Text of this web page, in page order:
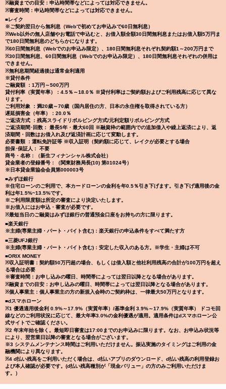
※融資までの目安：申込時間帯などによっては対応できません。
※審査時間：申込時間帯などによっては対応できません。
■レイク
※ご契約翌日から無利息（Webで初めてお申込みで60日無利息）
※Web以外の無人店舗やお電話で申込むと、お借入額全額30日間無利息またはお借入額5万円ま
で180日間無利息のどちらかになります。
※60日間無利息（Webでのお申込み限定）、180日間無利息それぞれ契約額1～200万円まで
※30日間無利息、60日間無利息（Webでのお申込み限定）、180日間無利息それぞれの併用は
できません。
※無利息期間経過後は通常金利適用
※貸付条件
ご融資額 ：1万円～500万円
貸付利率（実質年率）：4.5％～18.0％ ※貸付利率はご契約額およびご利用残高に応じて異な
ります。
ご利用対象 ：満20歳～70歳（国内居住の方、日本の永住権を取得されている方）
遅延損害金（年率）：20.0％
ご返済方式 ：残高スライドリボルビング方式/元利定額リボルビング方式
ご返済期間･回数： 最長5年・最大60回 ※融資枠の範囲内での追加借入や繰上返済により、返
済期間・回数はお借入れ及び返済計画に応じて変動します。
必要書類 ：運転免許証等 ※収入証明（契約額に応じて、レイクが必要とする場合
担保･保証人： 不要
商号・名称：（新生フィナンシャル株式会社）
貸金業者の登録番号：（関東財務局長(10) 第01024号）
※日本貸金業協会会員第000003号
■みずほ銀行
※住宅ローンのご利用で、本カードローンの金利を年0.5％引き下げます。引き下げ適用後の金
利は年1.5%~13.5%です。
※ご利用限度額は所定の審査により決定いたします。
※お借入にはお申込・審査が必要です。
※最短当日のご融資はみずほ銀行の普通預金口座をお持ちの方に限ります。
■楽天銀行
※主婦(専業主婦・パート・バイト含む)：楽天銀行の申込条件をすべて満たす方
■三菱UFJ銀行
※主婦(専業主婦・パート・バイト含む)：安定した収入のある方。※学生・主婦は不可
■ORIX MONEY
※収入証明書：契約額50万円超の場合、もしくは借入額と他社利用残高の合計が100万円を超え
る場合は必要
※審査時間：お申し込みの曜日、時間帯によっては翌日以降となる場合があります。
※融資までの目安：お申し込みの曜日、時間帯によっては翌日以降となる場合があります。
※個人事業主：個人事業主の方の新規入会時のご契約枠は、一律最大50万円となります。
■dスマホローン
※1 優遇適用後金利 0.9%～17.9%（実質年率）/基準金利 3.9%～17.9%（実質年率） ドコモ回
線などのご利用状況に応じて、最大年率3.0%の金利優遇が適用。適用条件はdスマホローン公
式サイトでご確認ください。
※2 年末年始を除く。最短即日審査は17:00までのお申込みに限ります。なお、お申込み状況等
により、翌営業日以降の審査となる場合がございます。
※3 システムメンテナンス時間はご利用いただけません。振込実施のタイミングはご利用の金
融機関により異なります。
※4 d払い残高をご利用いただく場合は、d払いアプリのダウンロード、d払い残高の利用登録お
よび本人確認が必要です。(d払い残高種別が「現金バリュー」の方のみご利用いただけま
す。）